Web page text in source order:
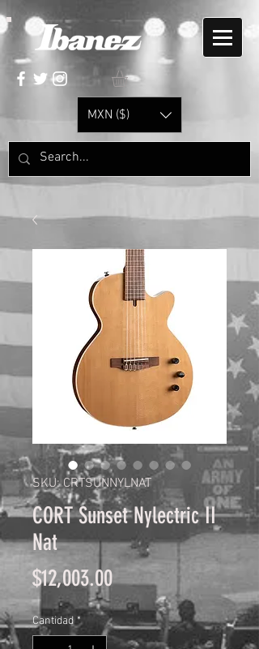
MXN ($)
SKU: CRTSUNNYLNAT
CORT Sunset Nylectric II
Nat
$12,003.00Precio
Cantidad *